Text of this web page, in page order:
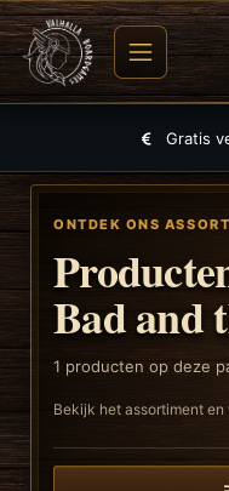
Gratis
ONTDEK ONS
Bad and
1 producten op deze
Bekijk het assortiment